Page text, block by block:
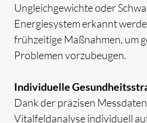
Ungleichgewichte oder
Energiesystem erkannt
frühzeitige Maßnahmen, um
Problemen vorzubeugen.
Individuelle
Dank der präzisen
Vitalfeldanalyse individuell